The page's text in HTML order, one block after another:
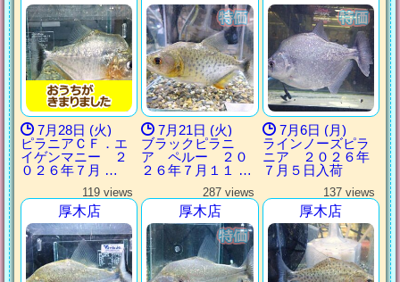
7月28日 (火)
ピラニアＣＦ．エ
イゲンマニー ２
０２６年７月 …
7月21日 (火)
ブラックピラニ
ア ペルー ２０
２６年７月１１ …
7月6日 (月)
ラインノーズピラ
ニア ２０２６年
７月５日入荷
119 views
厚木店
287 views
厚木店
137 views
厚木店